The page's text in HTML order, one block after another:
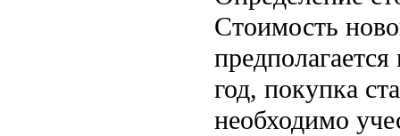
Стоимость
год, покупка
необходимо